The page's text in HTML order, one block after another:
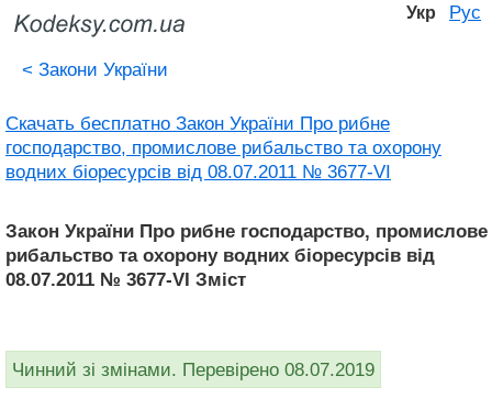
Укр Рус
< Закони України
Скачать бесплатно Закон України Про рибне
господарство, промислове рибальство та охорону
водних біоресурсів від 08.07.2011 № 3677-VI
Закон України Про рибне господарство, промислове
рибальство та охорону водних біоресурсів від
08.07.2011 № 3677-VI Зміст
Чинний зі змінами. Перевірено 08.07.2019